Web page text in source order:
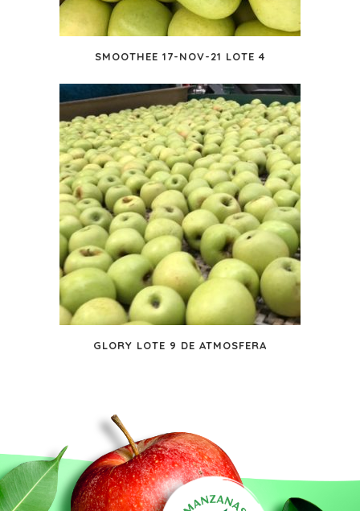
SMOOTHEE 17-NOV-21 LOTE 4
GLORY LOTE 9 DE ATMOSFERA